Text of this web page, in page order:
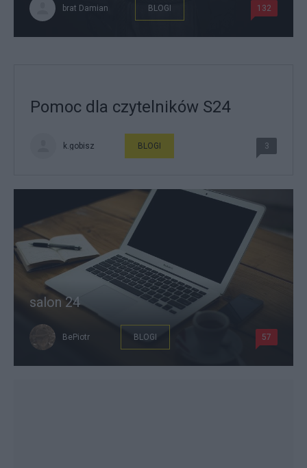
brat Damian BLOGI 132
Pomoc dla czytelników S24
k.gobisz BLOGI 3
salon 24
BePiotr BLOGI 57